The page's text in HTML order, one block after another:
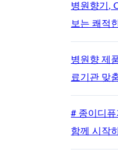
병원향기,
보는 쾌적
병원향 제
료기관 맞
# 종이디
함께 시작